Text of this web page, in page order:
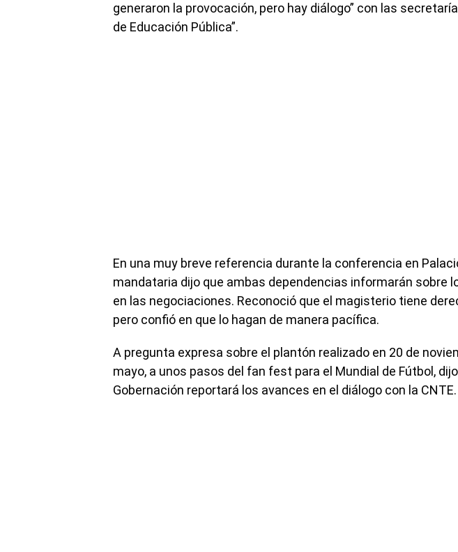
generaron la provocación, pero hay diálogo” con las
de Educación Pública”.
En una muy breve referencia durante la conferencia en
mandataria dijo que ambas dependencias informarán sobre
en las negociaciones. Reconoció que el magisterio tiene
pero confió en que lo hagan de manera pacífica.
A pregunta expresa sobre el plantón realizado en 20 de
mayo, a unos pasos del fan fest para el Mundial de Fútbol,
Gobernación reportará los avances en el diálogo con la CNTE.